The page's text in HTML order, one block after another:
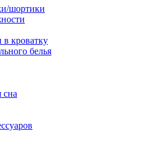
шортики
кроватку
белья
сна